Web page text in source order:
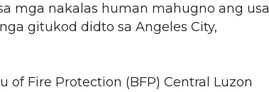
mga nakalas human mahugno ang usa
gitukod didto sa Angeles City,
Fire Protection (BFP) Central Luzon